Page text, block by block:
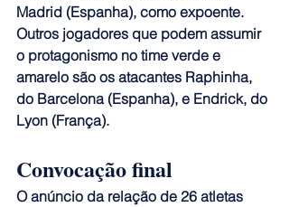
Madrid (Espanha), como expoente.
Outros jogadores que podem assumir
o protagonismo no time verde e
amarelo são os atacantes Raphinha,
do Barcelona (Espanha), e Endrick, do
Lyon (França).
Convocação final
O anúncio da relação de 26 atletas